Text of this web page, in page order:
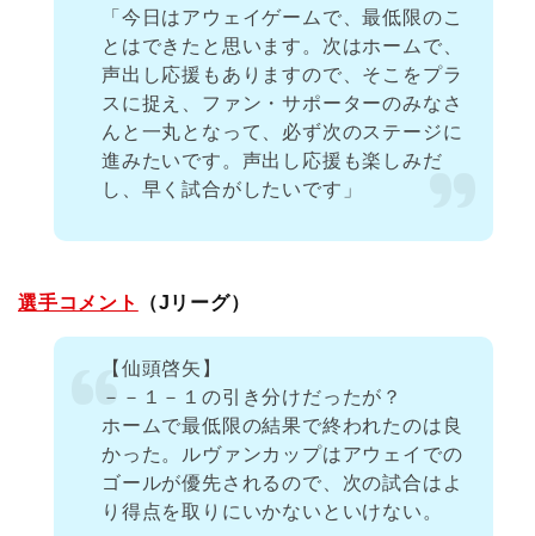
「今日はアウェイゲームで、最低限のこ
とはできたと思います。次はホームで、
声出し応援もありますので、そこをプラ
スに捉え、ファン・サポーターのみなさ
んと一丸となって、必ず次のステージに
進みたいです。声出し応援も楽しみだ
し、早く試合がしたいです」
選手コメント （Jリーグ）
【仙頭啓矢】
－－１－１の引き分けだったが？
ホームで最低限の結果で終われたのは良
かった。ルヴァンカップはアウェイでの
ゴールが優先されるので、次の試合はよ
り得点を取りにいかないといけない。